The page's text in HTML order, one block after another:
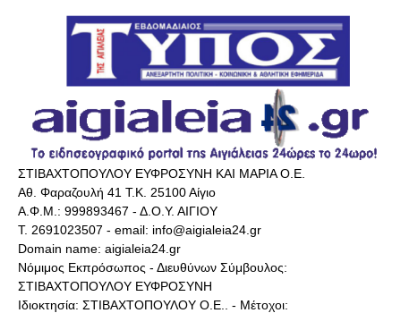
ΣΤΙΒΑΧΤΟΠΟΥΛΟΥ ΕΥΦΡΟΣΥΝΗ ΚΑΙ ΜΑΡΙΑ Ο.Ε.
Αθ. Φαραζουλή 41 Τ.Κ. 25100 Αίγιο
Α.Φ.Μ.: 999893467 - Δ.Ο.Υ. ΑΙΓΙΟΥ
Τ. 2691023507 - email: info@aigialeia24.gr
Domain name: aigialeia24.gr
Νόμιμος Εκπρόσωπος - Διευθύνων Σύμβουλος:
ΣΤΙΒΑΧΤΟΠΟΥΛΟΥ ΕΥΦΡΟΣΥΝΗ
Ιδιοκτησία: ΣΤΙΒΑΧΤΟΠΟΥΛΟΥ Ο.Ε.. - Μέτοχοι: